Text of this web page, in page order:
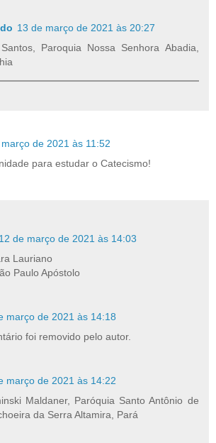
13 de março de 2021 às 20:27
Paroquia Nossa Senhora Abadia,
de 2021 às 11:52
para estudar o Catecismo!
12 de março de 2021 às 14:03
Lauriano
Paulo Apóstolo
março de 2021 às 14:18
foi removido pelo autor.
março de 2021 às 14:22
Maldaner, Paróquia Santo Antônio de
da Serra Altamira, Pará